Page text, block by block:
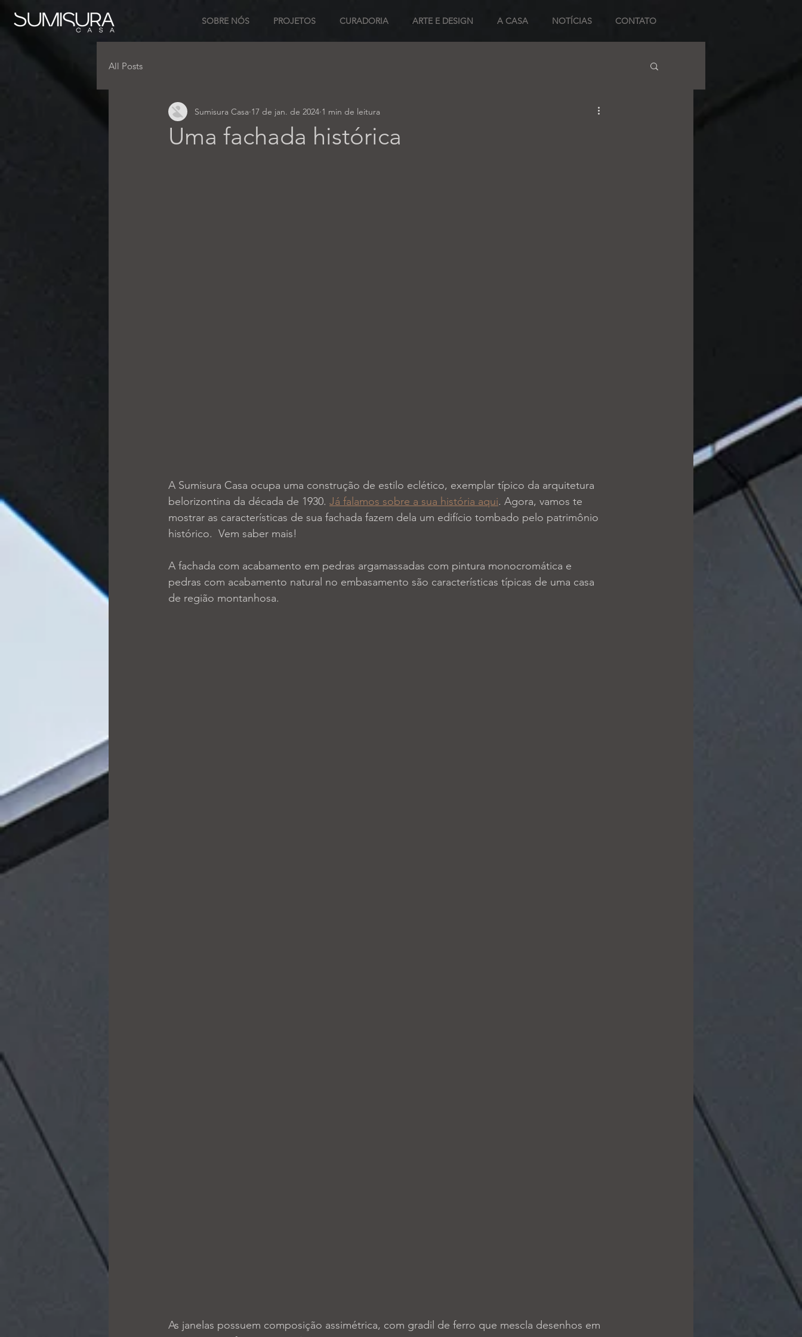
SOBRE NÓS PROJETOS CURADORIA ARTE E DESIGN A CASA NOTÍCIAS CONTATO
All Posts
Uma fachada histórica
Sumisura Casa 17 de jan. de 2024 1 min de leitura
A Sumisura Casa ocupa uma construção de estilo eclético, exemplar típico da arquitetura
belorizontina da década de 1930. Já falamos sobre a sua história aqui. Agora, vamos te
mostrar as características de sua fachada fazem dela um edifício tombado pelo patrimônio
histórico.  Vem saber mais!
A fachada com acabamento em pedras argamassadas com pintura monocromática e
pedras com acabamento natural no embasamento são características típicas de uma casa
de região montanhosa.
As janelas possuem composição assimétrica, com gradil de ferro que mescla desenhos em